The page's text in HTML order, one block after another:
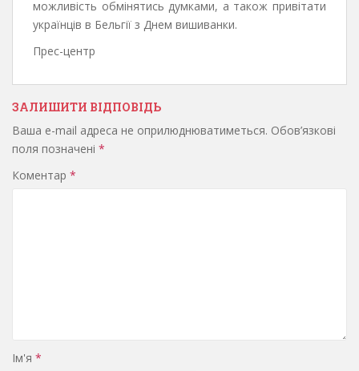
можливість обмінятись думками, а також привітати
українців в Бельгії з Днем вишиванки.
Прес-центр
ЗАЛИШИТИ ВІДПОВІДЬ
Ваша e-mail адреса не оприлюднюватиметься. Обов’язкові
поля позначені *
Коментар *
Ім'я *